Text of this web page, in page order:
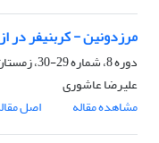
مرزدونین - کربنیفر در
دوره 8، شماره 29-30، زمستان 1377، صفحه
علیرضا عاشوری
مشاهده مقاله
اصل